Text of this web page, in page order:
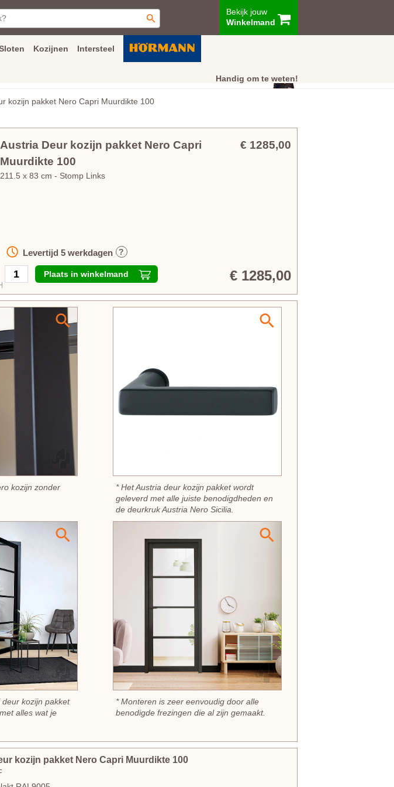
Bekijk jouw
Winkelmand
Kozijnen Intersteel
Handig om te weten!
Klantenservice
kozijn pakket Nero Capri Muurdikte 100
Austria Deur kozijn pakket Nero Capri
Muurdikte 100
€ 1285,00
211.5 x 83 cm - Stomp Links
Plaats in winkelmand
Levertijd 5werkdagen ?
€ 1285,00
kozijn zonder
* Het Austria deur kozijn pakket wordt
geleverd met alle juiste benodigdheden en
de deurkruk Austria Nero Sicilia.
deur kozijn pakket
alles wat je
* Monteren is zeer eenvoudig door alle
benodigde frezingen die al zijn gemaakt.
kozijn pakket Nero Capri Muurdikte 100